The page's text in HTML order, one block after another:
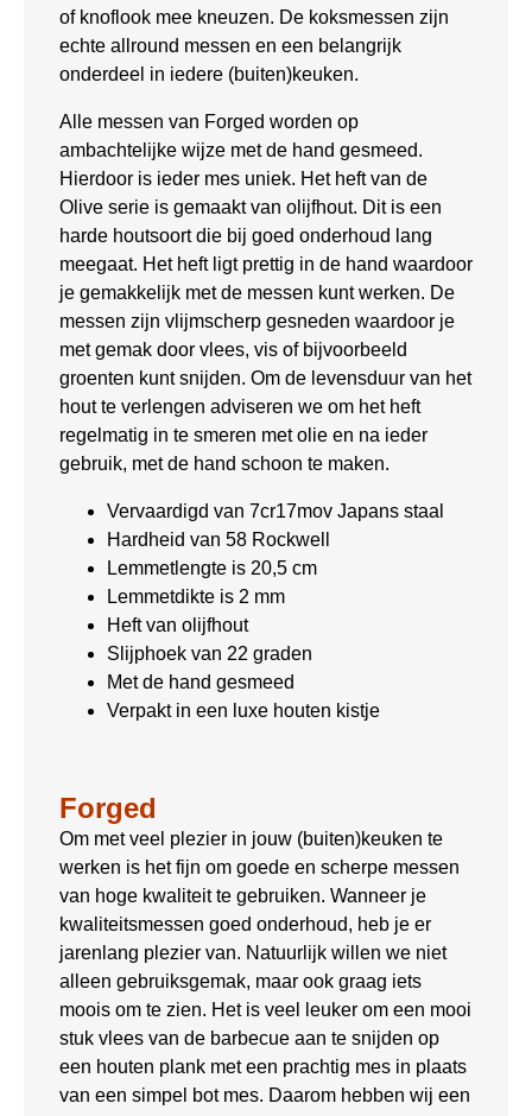
of knoflook mee kneuzen. De koksmessen zijn
echte allround messen en een belangrijk
onderdeel in iedere (buiten)keuken.
Alle messen van Forged worden op
ambachtelijke wijze met de hand gesmeed.
Hierdoor is ieder mes uniek. Het heft van de
Olive serie is gemaakt van olijfhout. Dit is een
harde houtsoort die bij goed onderhoud lang
meegaat. Het heft ligt prettig in de hand waardoor
je gemakkelijk met de messen kunt werken. De
messen zijn vlijmscherp gesneden waardoor je
met gemak door vlees, vis of bijvoorbeeld
groenten kunt snijden. Om de levensduur van het
hout te verlengen adviseren we om het heft
regelmatig in te smeren met olie en na ieder
gebruik, met de hand schoon te maken.
Vervaardigd van 7cr17mov Japans staal
Hardheid van 58 Rockwell
Lemmetlengte is 20,5 cm
Lemmetdikte is 2 mm
Heft van olijfhout
Slijphoek van 22 graden
Met de hand gesmeed
Verpakt in een luxe houten kistje
Forged
Om met veel plezier in jouw (buiten)keuken te
werken is het fijn om goede en scherpe messen
van hoge kwaliteit te gebruiken. Wanneer je
kwaliteitsmessen goed onderhoud, heb je er
jarenlang plezier van. Natuurlijk willen we niet
alleen gebruiksgemak, maar ook graag iets
moois om te zien. Het is veel leuker om een mooi
stuk vlees van de barbecue aan te snijden op
een houten plank met een prachtig mes in plaats
van een simpel bot mes. Daarom hebben wij een